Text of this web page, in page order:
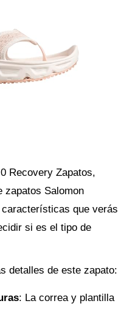
Recovery Zapatos,
zapatos Salomon
que verás
si es el tipo de
detalles de este zapato:
: La correa y plantilla